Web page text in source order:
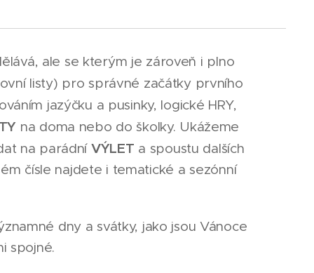
ale se kterým je zároveň i plno
listy) pro správné začátky prvního
jazýčku a pusinky, logické HRY,
na doma nebo do školky. Ukážeme
na parádní VÝLET a spoustu dalších
čísle najdete i tematické a sezónní
dny a svátky, jako jsou Vánoce
spojné.